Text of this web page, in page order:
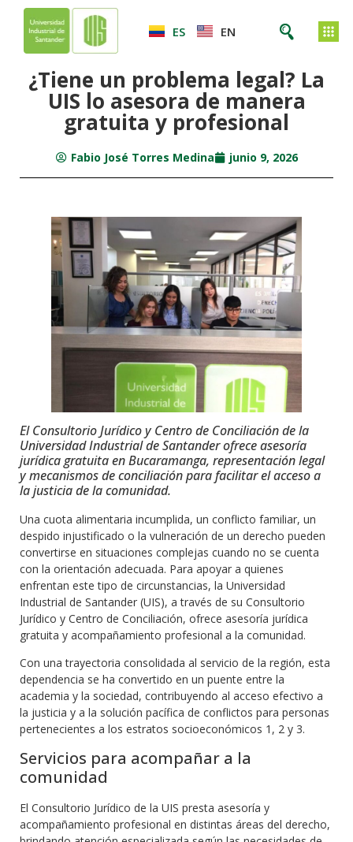
ES EN
¿Tiene un problema legal? La
UIS lo asesora de manera
gratuita y profesional
Fabio José Torres Medina junio 9, 2026
El Consultorio Jurídico y Centro de Conciliación de la
Universidad Industrial de Santander ofrece asesoría
jurídica gratuita en Bucaramanga, representación legal
y mecanismos de conciliación para facilitar el acceso a
la justicia de la comunidad.
Una cuota alimentaria incumplida, un conflicto familiar, un
despido injustificado o la vulneración de un derecho pueden
convertirse en situaciones complejas cuando no se cuenta
con la orientación adecuada. Para apoyar a quienes
enfrentan este tipo de circunstancias, la Universidad
Industrial de Santander (UIS), a través de su Consultorio
Jurídico y Centro de Conciliación, ofrece asesoría jurídica
gratuita y acompañamiento profesional a la comunidad.
Con una trayectoria consolidada al servicio de la región, esta
dependencia se ha convertido en un puente entre la
academia y la sociedad, contribuyendo al acceso efectivo a
la justicia y a la solución pacífica de conflictos para personas
pertenecientes a los estratos socioeconómicos 1, 2 y 3.
Servicios para acompañar a la
comunidad
El Consultorio Jurídico de la UIS presta asesoría y
acompañamiento profesional en distintas áreas del derecho,